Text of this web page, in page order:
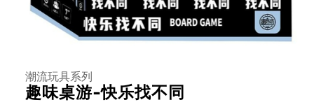
潮流玩具系列
趣味桌游-快乐找不同